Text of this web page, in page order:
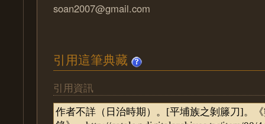
soan2007@gmail.com
引用這筆典藏
引用資訊